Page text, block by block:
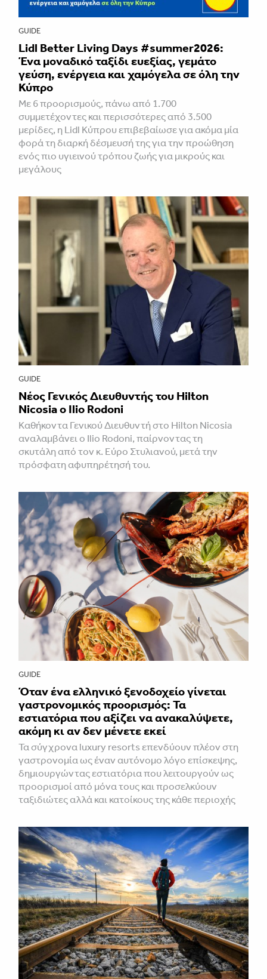
GUIDE
Lidl Better Living Days #summer2026:
Ένα μοναδικό ταξίδι ευεξίας, γεμάτο
γεύση, ενέργεια και χαμόγελα σε όλη την
Κύπρο
Με 6 προορισμούς, πάνω από 1.700
συμμετέχοντες και περισσότερες από 3.500
μερίδες, η Lidl Κύπρου επιβεβαίωσε για ακόμα μία
φορά τη διαρκή δέσμευσή της για την προώθηση
ενός πιο υγιεινού τρόπου ζωής για μικρούς και
μεγάλους
GUIDE
Νέος Γενικός Διευθυντής του Hilton
Nicosia ο Ilio Rodoni
Καθήκοντα Γενικού Διευθυντή στο Hilton Nicosia
αναλαμβάνει ο Ilio Rodoni, παίρνοντας τη
σκυτάλη από τον κ. Εύρο Στυλιανού, μετά την
πρόσφατη αφυπηρέτησή του.
GUIDE
Όταν ένα ελληνικό ξενοδοχείο γίνεται
γαστρονομικός προορισμός: Τα
εστιατόρια που αξίζει να ανακαλύψετε,
ακόμη κι αν δεν μένετε εκεί
Τα σύγχρονα luxury resorts επενδύουν πλέον στη
γαστρονομία ως έναν αυτόνομο λόγο επίσκεψης,
δημιουργώντας εστιατόρια που λειτουργούν ως
προορισμοί από μόνα τους και προσελκύουν
ταξιδιώτες αλλά και κατοίκους της κάθε περιοχής